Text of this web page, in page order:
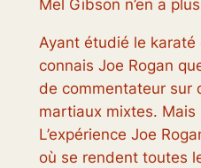
Mel Gibson n’en a
Ayant étudié le karaté
connais Joe Rogan
de commentateur sur
martiaux mixtes. Mais
L’expérience Joe
où se rendent toutes